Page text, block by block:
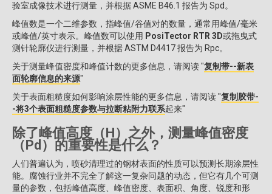
验室成像技术进行测量，并根据 ASME B46.1 报告为 Spd。
峰值数是一个二维参数，指峰值/谷值对的数量，通常用峰值/毫米
或峰值/英寸表示。峰值数可以使用 PosiTector RTR 3D或拖曳式
测针轮廓仪进行测量，并根据 ASTM D4417 报告为 Rpc。
关于测量峰值密度和峰值计数的更多信息，请阅读 "复制带--新表
面轮廓信息的来源"
关于表面粗糙度如何影响涂层性能的更多信息，请阅读 "复制胶带-
-将3个表面粗糙度参数与拉断粘附力联系起来"
除了峰值高度（H）之外，测量峰值密度
（Pd）的重要性是什么？
人们普遍认为，喷砂清理过的钢材表面的性质可以预测长期涂层性
能。腐蚀行业并不完全了解这一复杂问题的动态，但它有几个可测
量的参数，包括峰值高度、峰值密度、表面积、角度、锐度和形